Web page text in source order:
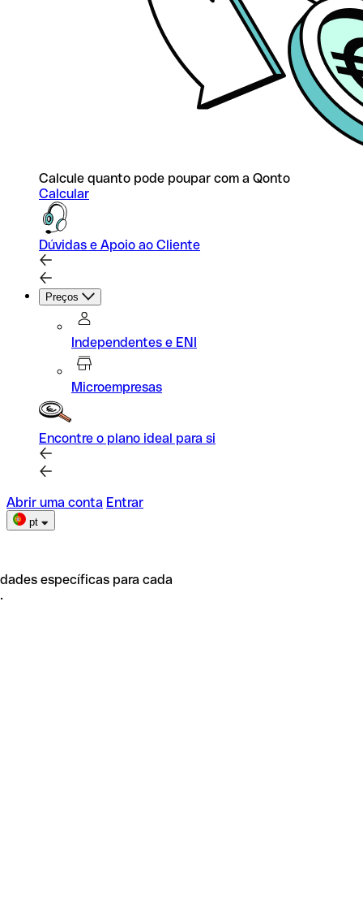
Calcule quanto pode poupar com a Qonto
Calcular
Dúvidas e Apoio ao Cliente
Preços
Independentes e ENI
Microempresas
Encontre o plano ideal para si
Abrir uma conta Entrar
pt
específicas para cada